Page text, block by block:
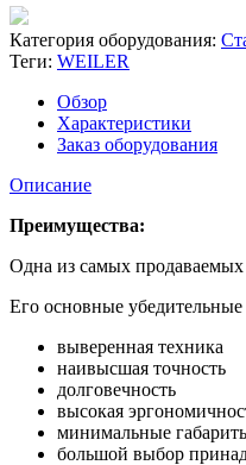
Категория оборудования:
Теги: WEILER
Обзор
Характеристики
Заказ оборудования
Описание
Преимущества:
Одна из самых продаваемых
Его основные
выверенная техника
наивысшая точность
долговечность
высокая
минимальные
большой выбор